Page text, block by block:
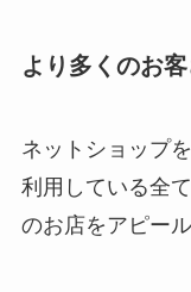
より多くのお
ネットショップ
利用している全
のお店をアピー